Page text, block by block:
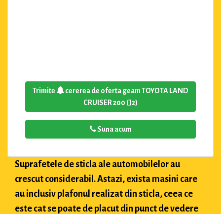
Trimite
cererea de oferta geam TOYOTA LAND
CRUISER 200 (J2)
Suna acum
Suprafetele de sticla ale automobilelor au
crescut considerabil. Astazi, exista masini care
au inclusiv plafonul realizat din sticla, ceea ce
este cat se poate de placut din punct de vedere